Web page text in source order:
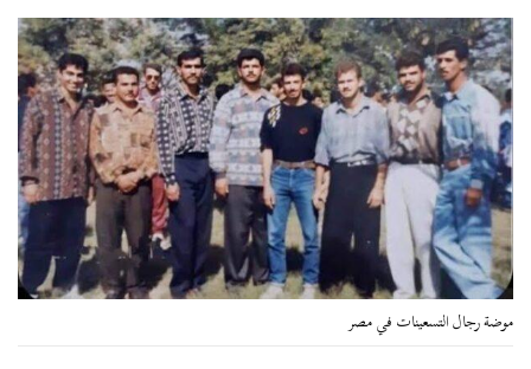
موضة رجال التسعينات في مصر